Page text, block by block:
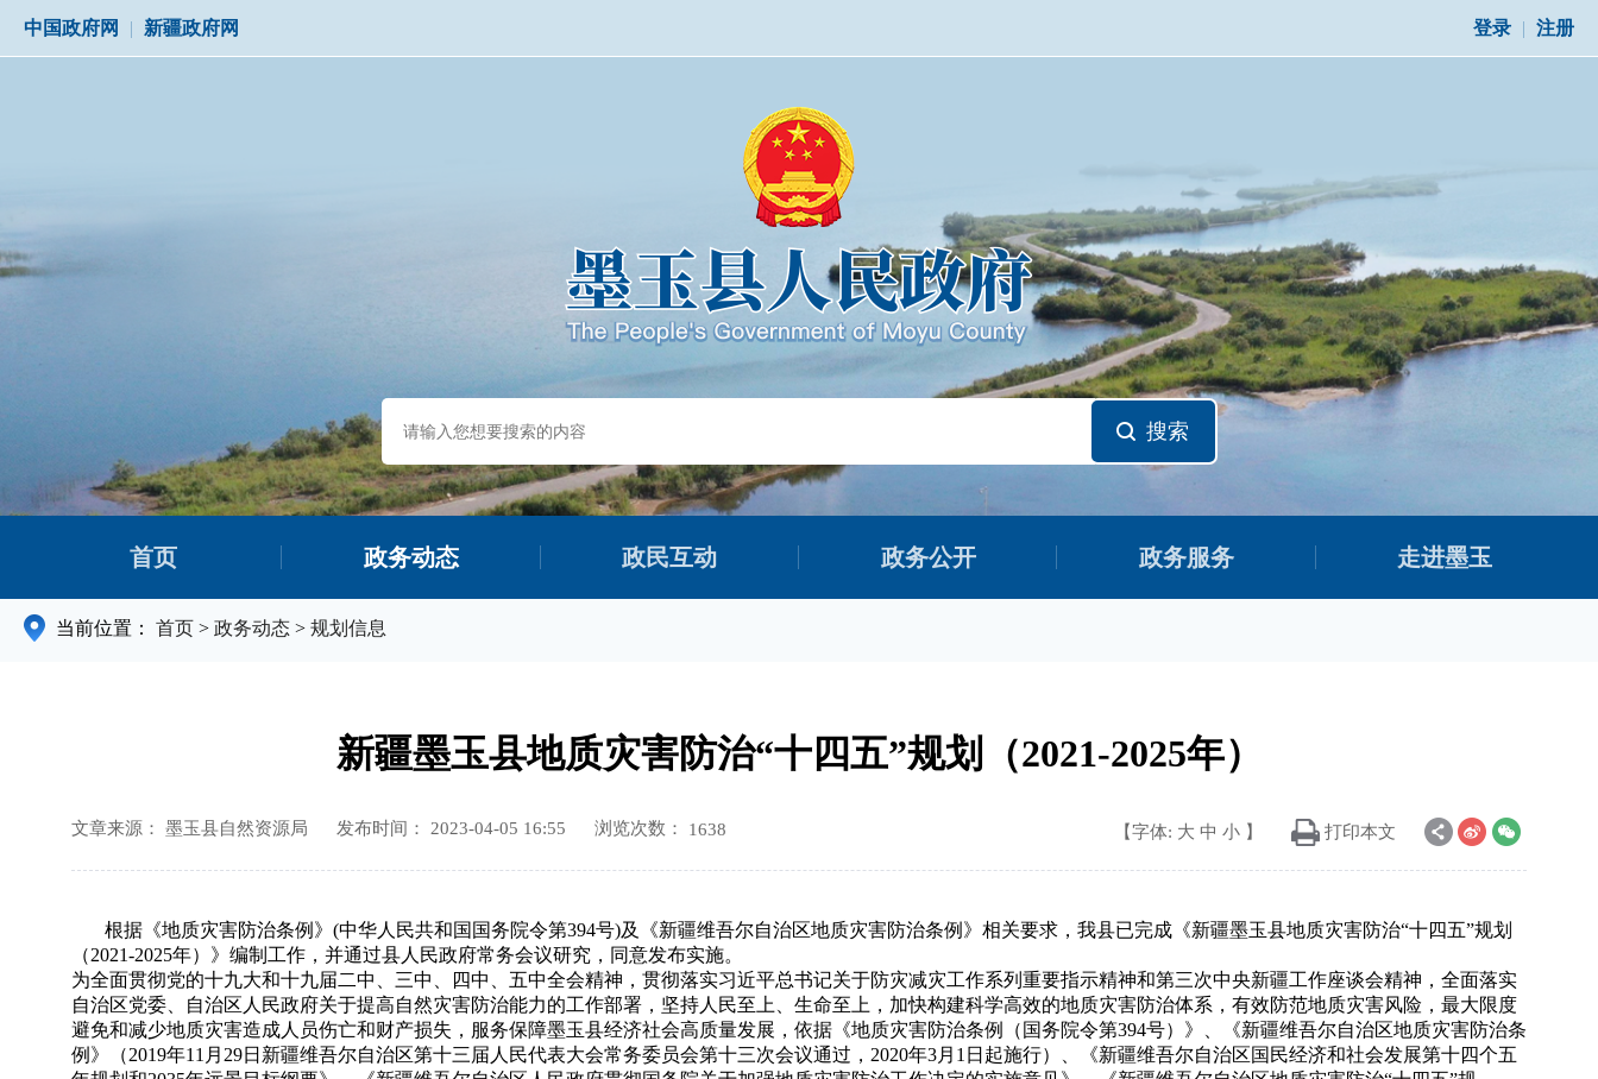
中国政府网 | 新疆政府网 登录 | 注册
搜索
首页 政务动态 政民互动 政务公开 政务服务 走进墨玉
当前位置： 首页 > 政务动态 > 规划信息
新疆墨玉县地质灾害防治“十四五”规划（2021-2025年）
文章来源： 墨玉县自然资源局 发布时间： 2023-04-05 16:55 浏览次数： 1638 【字体: 大 中 小 】 打印本文
根据《地质灾害防治条例》(中华人民共和国国务院令第394号)及《新疆维吾尔自治区地质灾害防治条例》相关要求，我县已完成《新疆墨玉县地质灾害防治“十四五”规划
（2021-2025年）》编制工作，并通过县人民政府常务会议研究，同意发布实施。
为全面贯彻党的十九大和十九届二中、三中、四中、五中全会精神，贯彻落实习近平总书记关于防灾减灾工作系列重要指示精神和第三次中央新疆工作座谈会精神，全面落实
自治区党委、自治区人民政府关于提高自然灾害防治能力的工作部署，坚持人民至上、生命至上，加快构建科学高效的地质灾害防治体系，有效防范地质灾害风险，最大限度
避免和减少地质灾害造成人员伤亡和财产损失，服务保障墨玉县经济社会高质量发展，依据《地质灾害防治条例（国务院令第394号）》、《新疆维吾尔自治区地质灾害防治条
例》（2019年11月29日新疆维吾尔自治区第十三届人民代表大会常务委员会第十三次会议通过，2020年3月1日起施行）、《新疆维吾尔自治区国民经济和社会发展第十四个五